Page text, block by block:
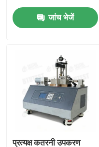
हमसे संपर्क करें
यूनिवर्सल टेस्टिंग मशीन
मृदा परीक्षण मशीन
कंक्रीट परीक्षण मशीन
जांच भेजें
प्रत्यक्ष कतरनी उपकरण